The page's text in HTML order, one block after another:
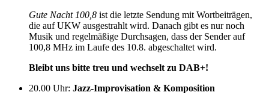
Gute Nacht 100,8 ist die letzte Sendung mit Wortbeiträgen,
die auf UKW ausgestrahlt wird. Danach gibt es nur noch
Musik und regelmäßige Durchsagen, dass der Sender auf
100,8 MHz im Laufe des 10.8. abgeschaltet wird.
Bleibt uns bitte treu und wechselt zu DAB+!
20.00 Uhr: Jazz-Improvisation & Komposition